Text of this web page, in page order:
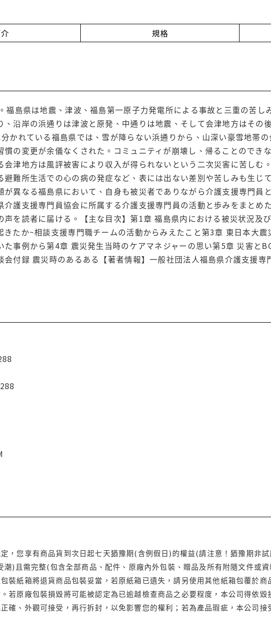
規格
福島県は地震、津波、福島第一原子力発電所による事故と三重の苦し
、沿岸の浜通りは津波と原発、中通りは地震、そして会津地方はその
かれている福島県では、雪が降らない浜通りから、山深い豪雪地帯
慣の変更が余儀なくされた。コミュニティが崩壊し、帰ることのでき
会津地方は風評被害により収入が得られないという二次災害に苦しむ
避難所生活での心の病の発症など、表には出ない差別や苦しみも生じ
が異なる福島県において、自身も被災者でありながら介護支援専門員
介護支援専門員協会に所属する介護支援専門員の活動と歩みをまとめ
声を読者に届ける。【主な目次】第1章 福島県内における被災状況及
きたか~相談支援専門職チームの活動からみえたこと第3章 東日本大
た事例から第4章 震災発生当時のケアマネジャーの思い第5章 災害と
会付録 震災時のあるある【著者情報】一般社団法人福島県介護支援専
，您享有商品貨到次日起七天猶豫期(含例假日)的權益(請注意！猶豫期非
潮)且需完整(包含全部商品、配件、原廠內外包裝、贈品及所有附隨文件或資
裝紙箱將退貨商品包裝妥當，若原紙箱已遺失，請另使用其他紙箱包覆於
若原廠包裝損毀將可能被認定為已逾越檢查商品之必要程度，本公司得依
確、外觀可接受，再行拆封，以免影響您的權利；若為產品瑕疵，本公司接